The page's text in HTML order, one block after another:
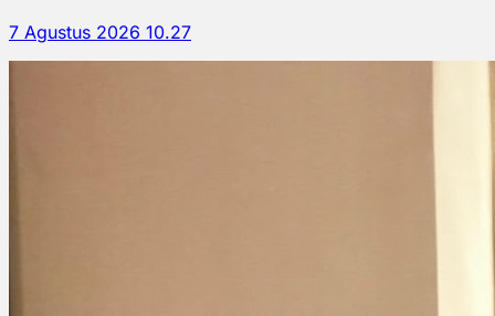
7 Agustus 2026 10.27